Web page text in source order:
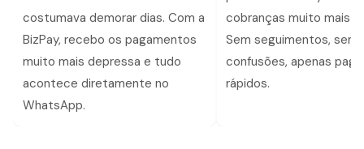
costumava demorar dias. Com a
BizPay, recebo os pagamentos
muito mais depressa e tudo
acontece diretamente no
WhatsApp.
cobranças muito mais
Sem seguimentos, sem
confusões, apenas
rápidos.